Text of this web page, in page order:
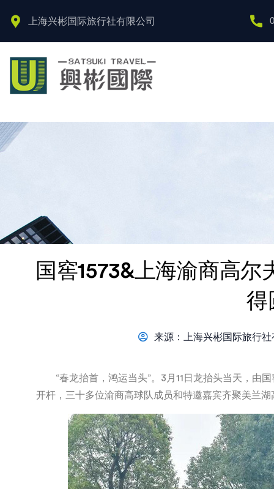
上海兴彬国际旅行社有限公司
国窖1573&上海渝商高
得
来源：上海兴彬国际旅行
“春龙抬首，鸿运当头”。3月11日龙抬头当天，由
开杆，三十多位渝商高球队成员和特邀嘉宾齐聚美兰